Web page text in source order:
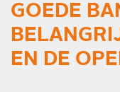
GOEDE
EN DE